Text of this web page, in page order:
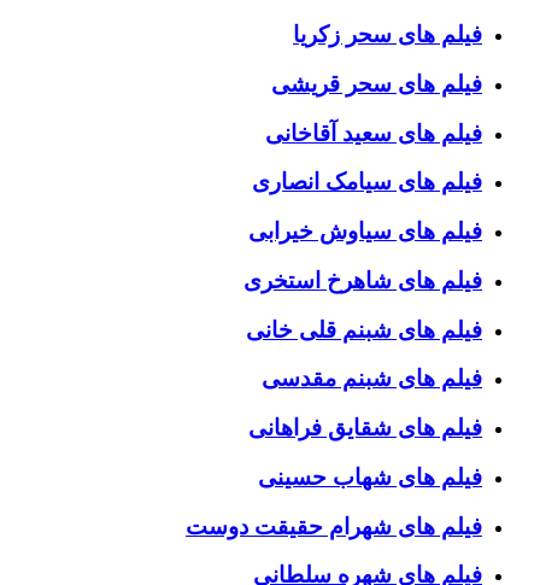
فیلم های سحر زکریا
فیلم های سحر قریشی
فیلم های سعید آقاخانی
فیلم های سیامک انصاری
فیلم های سیاوش خیرابی
فیلم های شاهرخ استخری
فیلم های شبنم قلی خانی
فیلم های شبنم مقدسی
فیلم های شقایق فراهانی
فیلم های شهاب حسینی
فیلم های شهرام حقیقت دوست
فیلم های شهره سلطانی